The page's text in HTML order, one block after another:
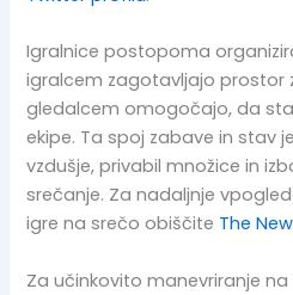
Igralnice postopoma
igralcem zagotavljajo prostor
gledalcem omogočajo, da
ekipe. Ta spoj zabave in stav
vzdušje, privabil množice in
srečanje. Za nadaljnje
igre na srečo obiščite The
Za učinkovito manevriranje